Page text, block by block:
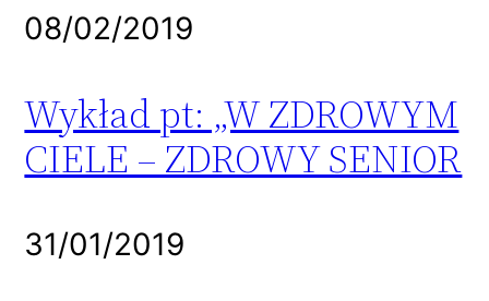
08/02/2019
Wykład pt: „W ZDROWYM
CIELE – ZDROWY SENIOR
31/01/2019